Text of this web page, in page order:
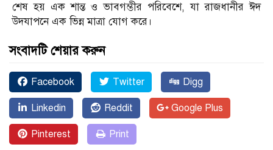
শেষ হয় এক শান্ত ও ভাবগম্ভীর পরিবেশে, যা রাজধানীর ঈদ
উদযাপনে এক ভিন্ন মাত্রা যোগ করে।
সংবাদটি শেয়ার করুন
Facebook Twitter Digg
Linkedin Reddit Google Plus
Pinterest Print